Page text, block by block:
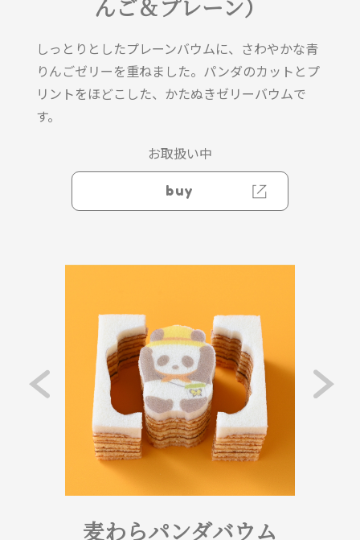
んご＆プレーン）
しっとりとしたプレーンバウムに、さわやかな青
りんごゼリーを重ねました。パンダのカットとプ
リントをほどこした、かたぬきゼリーバウムで
す。
お取扱い中
buy
麦わらパンダバウム